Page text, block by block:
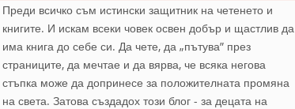
Преди всичко съм истински защитник на четенето и
книгите. И искам всеки човек освен добър и щастлив да
има книга до себе си. Да чете, да „пътува” през
страниците, да мечтае и да вярва, че всяка негова
стъпка може да допринесе за положителната промяна
на света. Затова създадох този блог - за децата на